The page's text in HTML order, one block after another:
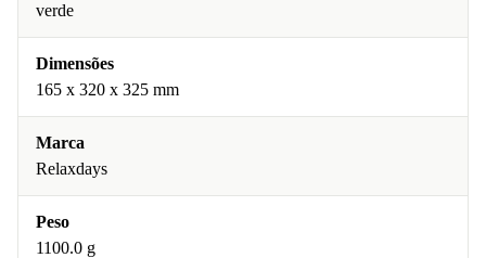
verde
Dimensões
165 x 320 x 325 mm
Marca
Relaxdays
Peso
1100.0 g